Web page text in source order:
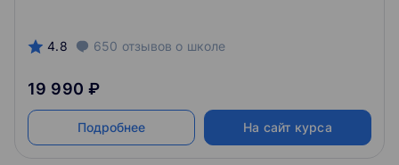
4.8 650 отзывов о школе
19 990 ₽
Подробнее На сайт курса